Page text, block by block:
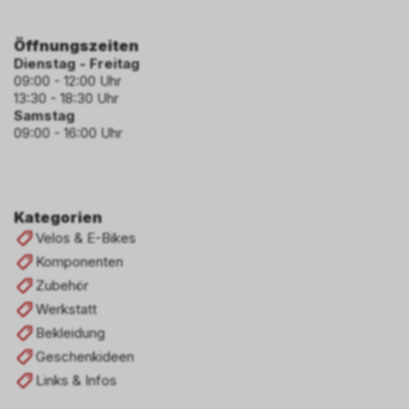
Kategorien
Velos & E-Bikes
Komponenten
Zubehör
Werkstatt
Bekleidung
Geschenkideen
Links & Infos
Öffnungszeiten
Dienstag - Freitag
09:00 - 12:00 Uhr
13:30 - 18:30 Uhr
Samstag
09:00 - 16:00 Uhr